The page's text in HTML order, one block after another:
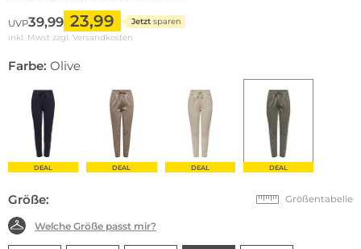
UVP39,99 23,99 Jetzt sparen
inkl. Mwst zzgl. Versandkosten
Farbe: Olive
DEAL DEAL DEAL DEAL
Größe: Größentabelle
Welche Größe passt mir?